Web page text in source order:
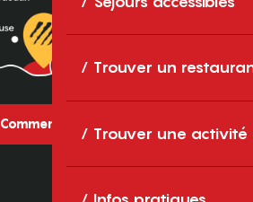
Trouver un
Trouver une activité
Comment venir ?